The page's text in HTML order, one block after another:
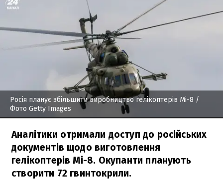
Росія планує збільшити виробництво гелікоптерів Мі-8 /
Фото Getty Images
Аналітики отримали доступ до російських
документів щодо виготовлення
гелікоптерів Мі-8. Окупанти планують
створити 72 гвинтокрили.